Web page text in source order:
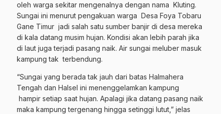
oleh warga sekitar mengenalnya dengan nama Kluting.
Sungai ini menurut pengakuan warga Desa Foya Tobaru
Gane Timur jadi salah satu sumber banjir di desa mereka
di kala datang musim hujan. Kondisi akan lebih parah jika
di laut juga terjadi pasang naik. Air sungai meluber masuk
kampung tak terbendung.
“Sungai yang berada tak jauh dari batas Halmahera
Tengah dan Halsel ini menenggelamkan kampung
hampir setiap saat hujan. Apalagi jika datang pasang naik
maka kampung tergenang hingga setinggi lutut,” jelas